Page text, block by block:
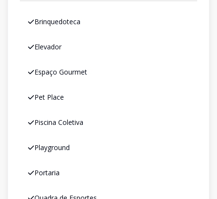
Brinquedoteca
Elevador
Espaço Gourmet
Pet Place
Piscina Coletiva
Playground
Portaria